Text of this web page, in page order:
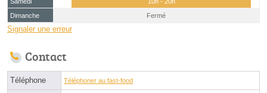
Dimanche
Fermé
Signaler une erreur
Contact
Téléphone Téléphoner au fast-food